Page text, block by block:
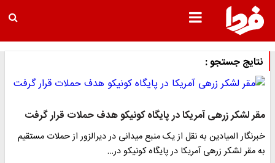
نتایج جستجو :
مقر لشکر زرهی آمریکا در پایگاه کونیکو هدف حملات قرار گرفت
خبرنگار المیادین به نقل از یک منبع میدانی در دیرالزور از حملات مستقیم
به مقر لشکر زرهی آمریکا در پایگاه کونیکو در…